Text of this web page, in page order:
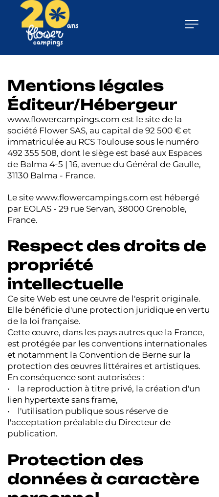
Mentions légales
Éditeur/Hébergeur
www.flowercampings.com est le site de la
société Flower SAS, au capital de 92 500 € et
immatriculée au RCS Toulouse sous le numéro
492 355 508, dont le siège est basé aux Espaces
de Balma 4-5 | 16, avenue du Général de Gaulle,
31130 Balma - France.
Le site www.flowercampings.com est hébergé
par EOLAS - 29 rue Servan, 38000 Grenoble,
France.
Respect des droits de
propriété
intellectuelle
Ce site Web est une œuvre de l'esprit originale.
Elle bénéficie d'une protection juridique en vertu
de la loi française.
Cette œuvre, dans les pays autres que la France,
est protégée par les conventions internationales
et notamment la Convention de Berne sur la
protection des œuvres littéraires et artistiques.
En conséquence sont autorisées :
• la reproduction à titre privé, la création d'un
lien hypertexte sans frame,
• l'utilisation publique sous réserve de
l'acceptation préalable du Directeur de
publication.
Protection des
données à caractère